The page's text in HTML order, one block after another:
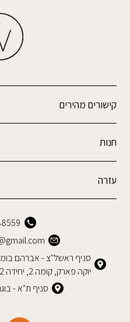
קישורים מהירים
חנות
עזרה
יוקה פארק, קומה 2, יחידה C202 (מול איקאה)
סניף ת"א - בוגרשוב 56